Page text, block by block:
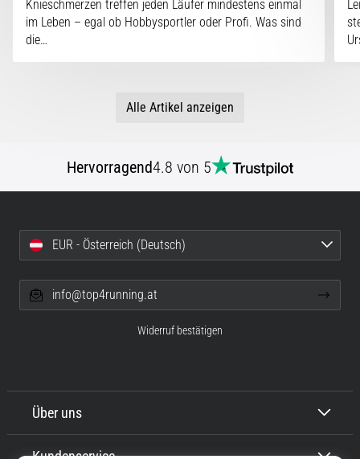
Knieschmerzen treffen jeden Läufer mindestens einmal
im Leben – egal ob Hobbysportler oder Profi. Was sind
die…
Alle Artikel anzeigen
Hervorragend4.8 von 5
Über uns
EUR - Österreich (Deutsch)
info@top4running.at
Widerruf bestätigen